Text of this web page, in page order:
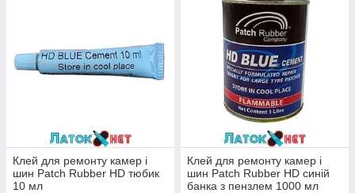
Клей для ремонту камер і
шин Patch Rubber HD тюбик
10 мл
Клей для ремонту камер і
шин Patch Rubber HD синій
банка з пензлем 1000 мл